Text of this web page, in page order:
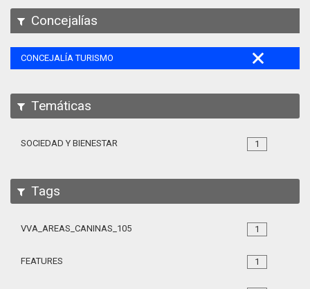
Concejalías
CONCEJALÍA TURISMO
Temáticas
1
SOCIEDAD Y BIENESTAR
Tags
1
VVA_AREAS_CANINAS_105
1
FEATURES